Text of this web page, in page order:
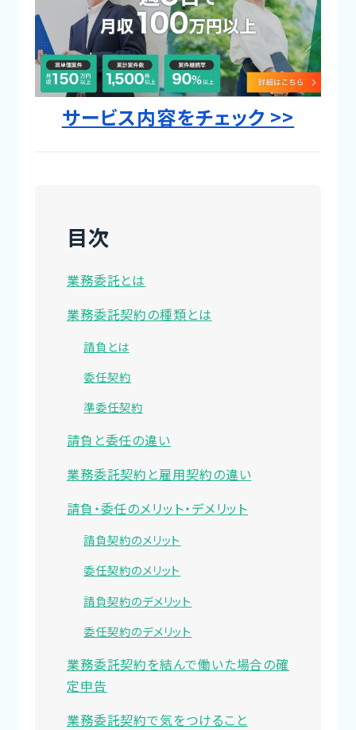
サービス内容をチェック >>
目次
業務委託とは
業務委託契約の種類とは
請負とは
委任契約
準委任契約
請負と委任の違い
業務委託契約と雇用契約の違い
請負・委任のメリット・デメリット
請負契約のメリット
委任契約のメリット
請負契約のデメリット
委任契約のデメリット
業務委託契約を結んで働いた場合の確
定申告
業務委託契約で気をつけること